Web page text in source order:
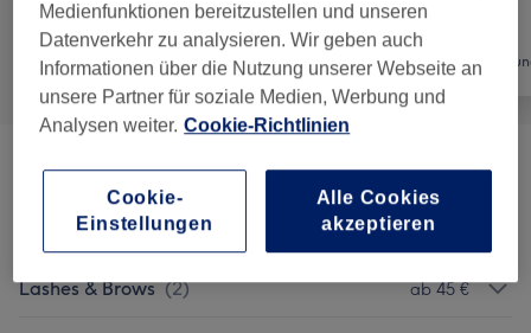
Alle Friseur
Hände Und Füße (13) ab 19 €
Make-up (3) ab 50 €
Lashes & Brows (2) ab 45 €
Medienfunktionen bereitzustellen und unseren
Datenverkehr zu analysieren. Wir geben auch
Informationen über die Nutzung unserer Webseite an
unsere Partner für soziale Medien, Werbung und
Analysen weiter. Cookie-Richtlinien
Cookie-
Einstellungen
Alle Cookies
akzeptieren